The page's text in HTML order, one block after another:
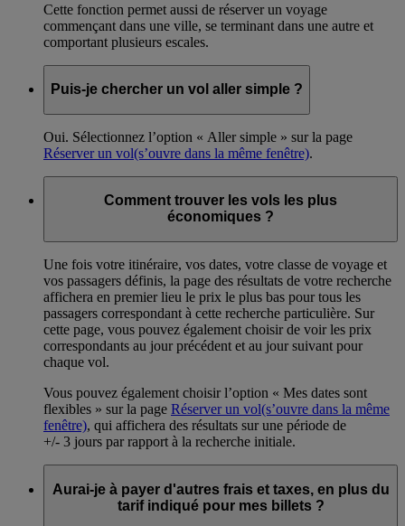
Cette fonction permet aussi de réserver un voyage
commençant dans une ville, se terminant dans une autre et
comportant plusieurs escales.
Puis-je chercher un vol aller simple ?
Oui. Sélectionnez l’option « Aller simple » sur la page
Réserver un vol(s’ouvre dans la même fenêtre).
Comment trouver les vols les plus
économiques ?
Une fois votre itinéraire, vos dates, votre classe de voyage et
vos passagers définis, la page des résultats de votre recherche
affichera en premier lieu le prix le plus bas pour tous les
passagers correspondant à cette recherche particulière. Sur
cette page, vous pouvez également choisir de voir les prix
correspondants au jour précédent et au jour suivant pour
chaque vol.
Vous pouvez également choisir l’option « Mes dates sont
flexibles » sur la page Réserver un vol(s’ouvre dans la même
fenêtre), qui affichera des résultats sur une période de
+/- 3 jours par rapport à la recherche initiale.
Aurai-je à payer d'autres frais et taxes, en plus du
tarif indiqué pour mes billets ?